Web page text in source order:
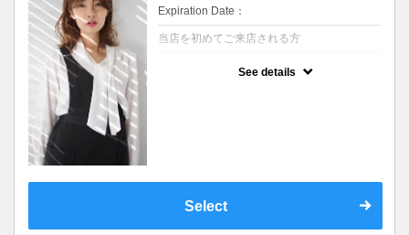
Expiration Date：
当店を初めてご来店される方
See details
Select